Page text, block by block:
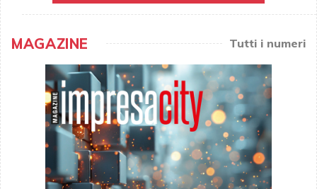
MAGAZINE Tutti i numeri